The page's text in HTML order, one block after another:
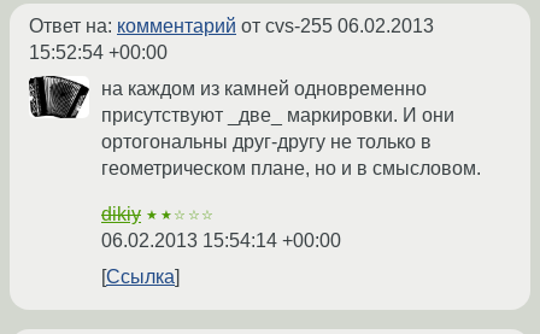
Ответ на: комментарий от cvs-255 06.02.2013
15:52:54 +00:00
на каждом из камней одновременно
присутствуют _две_ маркировки. И они
ортогональны друг-другу не только в
геометрическом плане, но и в смысловом.
dikiy ★★☆☆☆
06.02.2013 15:54:14 +00:00
Ссылка